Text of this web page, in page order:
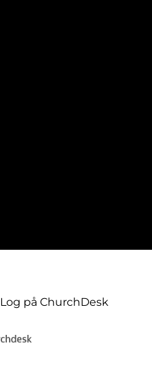
Log på ChurchDesk